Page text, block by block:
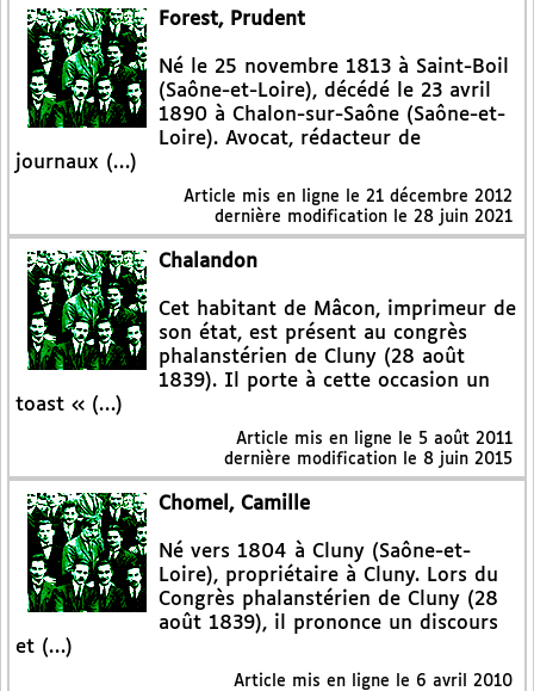
Forest, Prudent
Né le 25 novembre 1813 à Saint-Boil
(Saône-et-Loire), décédé le 23 avril
1890 à Chalon-sur-Saône (Saône-et-
Loire). Avocat, rédacteur de
journaux (…)
Article mis en ligne le 21 décembre 2012
dernière modification le 28 juin 2021
Chalandon
Cet habitant de Mâcon, imprimeur de
son état, est présent au congrès
phalanstérien de Cluny (28 août
1839). Il porte à cette occasion un
toast « (…)
Article mis en ligne le 5 août 2011
dernière modification le 8 juin 2015
Chomel, Camille
Né vers 1804 à Cluny (Saône-et-
Loire), propriétaire à Cluny. Lors du
Congrès phalanstérien de Cluny (28
août 1839), il prononce un discours
et (…)
Article mis en ligne le 6 avril 2010